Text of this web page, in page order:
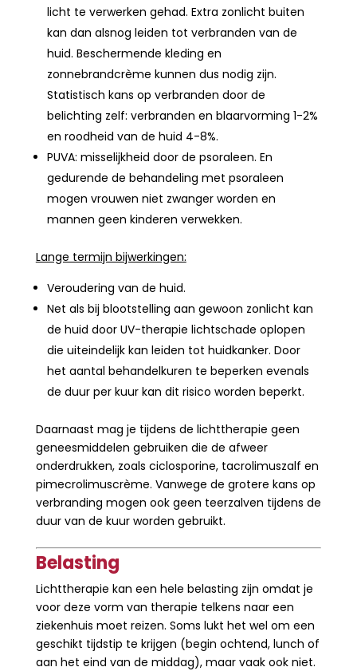
licht te verwerken gehad. Extra zonlicht buiten
kan dan alsnog leiden tot verbranden van de
huid. Beschermende kleding en
zonnebrandcrème kunnen dus nodig zijn.
Statistisch kans op verbranden door de
belichting zelf: verbranden en blaarvorming 1-2%
en roodheid van de huid 4-8%.
PUVA: misselijkheid door de psoraleen. En
gedurende de behandeling met psoraleen
mogen vrouwen niet zwanger worden en
mannen geen kinderen verwekken.
Lange termijn bijwerkingen:
Veroudering van de huid.
Net als bij blootstelling aan gewoon zonlicht kan
de huid door UV-therapie lichtschade oplopen
die uiteindelijk kan leiden tot huidkanker. Door
het aantal behandelkuren te beperken evenals
de duur per kuur kan dit risico worden beperkt.
Daarnaast mag je tijdens de lichttherapie geen
geneesmiddelen gebruiken die de afweer
onderdrukken, zoals ciclosporine, tacrolimuszalf en
pimecrolimuscrème. Vanwege de grotere kans op
verbranding mogen ook geen teerzalven tijdens de
duur van de kuur worden gebruikt.
Belasting
Lichttherapie kan een hele belasting zijn omdat je
voor deze vorm van therapie telkens naar een
ziekenhuis moet reizen. Soms lukt het wel om een
geschikt tijdstip te krijgen (begin ochtend, lunch of
aan het eind van de middag), maar vaak ook niet.